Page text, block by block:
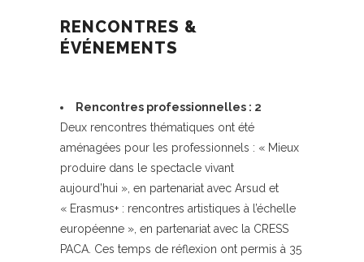
RENCONTRES &
ÉVÉNEMENTS
Rencontres professionnelles : 2
Deux rencontres thématiques ont été
aménagées pour les professionnels : « Mieux
produire dans le spectacle vivant
aujourd’hui », en partenariat avec Arsud et
« Erasmus+ : rencontres artistiques à l’échelle
européenne », en partenariat avec la CRESS
PACA. Ces temps de réflexion ont permis à 35